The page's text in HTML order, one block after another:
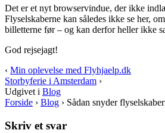
Det er et nyt browservindue, der ikke
Flyselskaberne kan således ikke se her,
billetterne før – og kan derfor heller ikke
God rejsejagt!
‹ Min oplevelse med Flyhjaelp.dk
Storbyferie i Amsterdam ›
Udgivet i Blog
Forside › Blog › Sådan snyder
Skriv et svar